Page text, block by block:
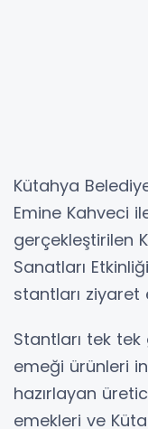
Kütahya
Emine Kahveci
gerçekleştirilen
Sanatları
stantları ziyaret
Stantları tek tek
emeği ürünleri
hazırlayan
emekleri ve